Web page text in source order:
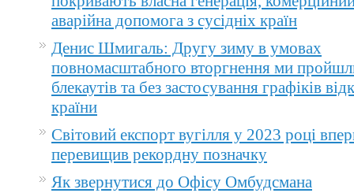
аварійна допомога з сусідніх країн
Денис Шмигаль: Другу зиму в умовах
повномасштабного вторгнення ми
блекаутів та без застосування графіків
країни
Світовий експорт вугілля у 2023 році
перевищив рекордну позначку
Як звернутися до Офісу Омбудсмана